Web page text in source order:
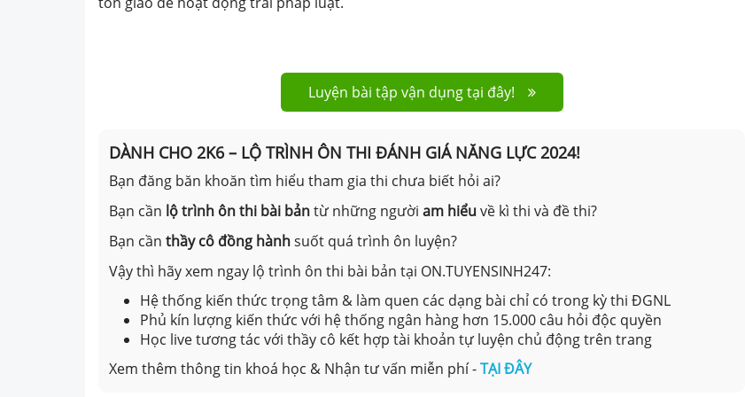
Luyện bài tập vận dụng tại đây!
DÀNH CHO 2K6 – LỘ TRÌNH ÔN THI ĐÁNH GIÁ NĂNG LỰC 2024!
Bạn đăng băn khoăn tìm hiểu tham gia thi chưa biết hỏi ai?
Bạn cần lộ trình ôn thi bài bảntừ những người am hiểuvề kì thi và đề thi?
Bạn cần thầy cô đồng hànhsuốt quá trình ôn luyện?
Vậy thì hãy xem ngay lộ trình ôn thi bài bản tại ON.TUYENSINH247:
Hệ thống kiến thức trọng tâm & làm quen các dạng bài chỉ có trong kỳ thi ĐGNL
Phủ kín lượng kiến thức với hệ thống ngân hàng hơn 15.000 câu hỏi độc quyền
Học live tương tác với thầy cô kết hợp tài khoản tự luyện chủ động trên trang
Xem thêm thông tin khoá học & Nhận tư vấn miễn phí -TẠI ĐÂY